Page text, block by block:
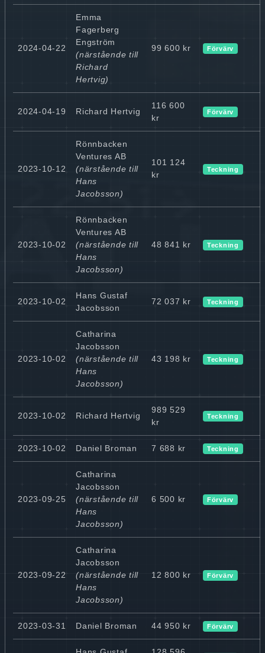
2024-04-22
Emma
Fagerberg
Engström
(närstående till
Richard
Hertvig)
99 600 kr Förvärv
2024-04-19 Richard Hertvig
116 600
kr
Förvärv
2023-10-12
Rönnbacken
Ventures AB
(närstående till
Hans
Jacobsson)
101 124
kr
Teckning
2023-10-02
Rönnbacken
Ventures AB
(närstående till
Hans
Jacobsson)
48 841 kr Teckning
2023-10-02
Hans Gustaf
Jacobsson
72 037 kr Teckning
2023-10-02
Catharina
Jacobsson
(närstående till
Hans
Jacobsson)
43 198 kr Teckning
2023-10-02 Richard Hertvig
989 529
kr
Teckning
2023-10-02 Daniel Broman 7 688 kr Teckning
2023-09-25
Catharina
Jacobsson
(närstående till
Hans
Jacobsson)
6 500 kr Förvärv
2023-09-22
Catharina
Jacobsson
(närstående till
Hans
Jacobsson)
12 800 kr Förvärv
2023-03-31 Daniel Broman 44 950 kr Förvärv